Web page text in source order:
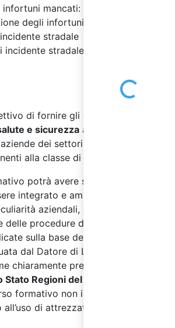
mancati: importanza per
degli infortuni
stradale
incidente stradale nel settore
di fornire gli elementi
e sicurezza ai
dei settori
alla classe di
potrà avere successivamente
integrato e ampliato secondo
aziendali, dal punto di
delle procedure di prevenzione e
sulla base della valutazione
dal Datore di Lavoro. In
chiaramente precisato dal
Stato Regioni del 17/04/2025
formativo non include
all’uso di attrezzature di lavoro
Loading...